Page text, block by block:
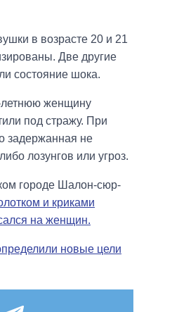
в возрасте 20 и 21
Две другие
состояние шока.
женщину
под стражу. При
задержанная не
лозунгов или угроз.
городе Шалон-сюр-
и криками
на женщин.
новые цели